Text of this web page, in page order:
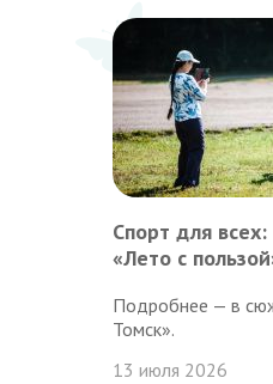
Спорт для
«Лето с
Подробнее — в
Томск».
13 июля 2026